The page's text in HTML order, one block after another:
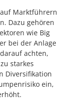
Marktführern
Dazu gehören
wie Big
bei der Anlage
achten,
starkes
Diversifikation
ein,